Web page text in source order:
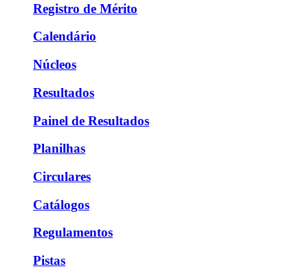
Registro de Mérito
Calendário
Núcleos
Resultados
Painel de Resultados
Planilhas
Circulares
Catálogos
Regulamentos
Pistas